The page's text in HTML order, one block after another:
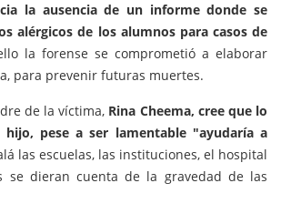
la ausencia de un informe donde se
alérgicos de los alumnos para casos de
la forense se comprometió a elaborar
para prevenir futuras muertes.
de la víctima, Rina Cheema, cree que lo
pese a ser lamentable "ayudaría a
las escuelas, las instituciones, el hospital
se dieran cuentade la gravedad de las